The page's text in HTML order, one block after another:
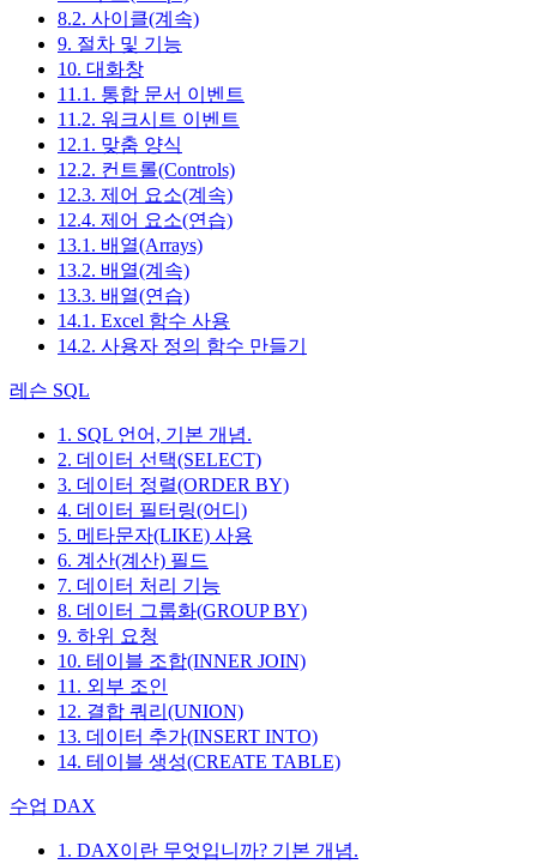
8.2. 사이클(계속)
9. 절차 및 기능
10. 대화창
11.1. 통합 문서 이벤트
11.2. 워크시트 이벤트
12.1. 맞춤 양식
12.2. 컨트롤(Controls)
12.3. 제어 요소(계속)
12.4. 제어 요소(연습)
13.1. 배열(Arrays)
13.2. 배열(계속)
13.3. 배열(연습)
14.1. Excel 함수 사용
14.2. 사용자 정의 함수 만들기
레슨 SQL
1. SQL 언어, 기본 개념.
2. 데이터 선택(SELECT)
3. 데이터 정렬(ORDER BY)
4. 데이터 필터링(어디)
5. 메타문자(LIKE) 사용
6. 계산(계산) 필드
7. 데이터 처리 기능
8. 데이터 그룹화(GROUP BY)
9. 하위 요청
10. 테이블 조합(INNER JOIN)
11. 외부 조인
12. 결합 쿼리(UNION)
13. 데이터 추가(INSERT INTO)
14. 테이블 생성(CREATE TABLE)
수업 DAX
1. DAX이란 무엇입니까? 기본 개념.